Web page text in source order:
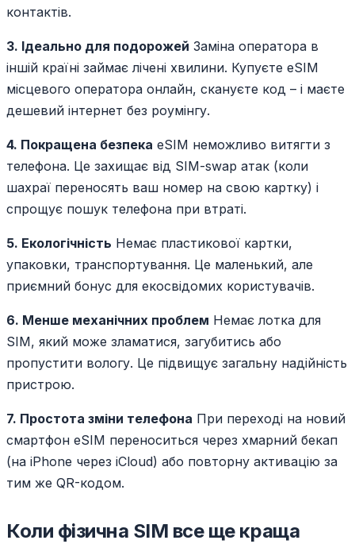
контактів.
3. Ідеально для подорожей Заміна оператора в
іншій країні займає лічені хвилини. Купуєте eSIM
місцевого оператора онлайн, скануєте код – і маєте
дешевий інтернет без роумінгу.
4. Покращена безпека eSIM неможливо витягти з
телефона. Це захищає від SIM-swap атак (коли
шахраї переносять ваш номер на свою картку) і
спрощує пошук телефона при втраті.
5. Екологічність Немає пластикової картки,
упаковки, транспортування. Це маленький, але
приємний бонус для екосвідомих користувачів.
6. Менше механічних проблем Немає лотка для
SIM, який може зламатися, загубитись або
пропустити вологу. Це підвищує загальну надійність
пристрою.
7. Простота зміни телефона При переході на новий
смартфон eSIM переноситься через хмарний бекап
(на iPhone через iCloud) або повторну активацію за
тим же QR-кодом.
Коли фізична SIM все ще краща